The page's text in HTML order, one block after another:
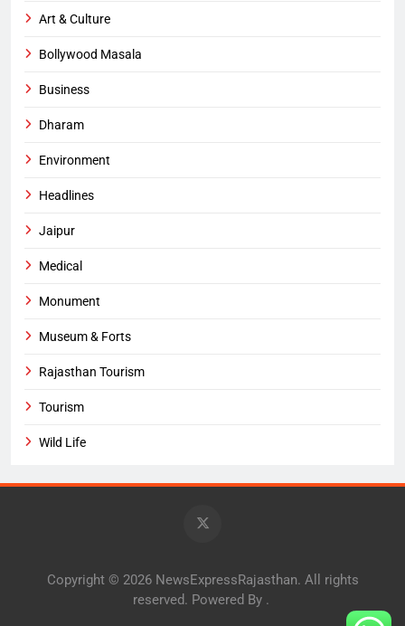
Art & Culture
Bollywood Masala
Business
Dharam
Environment
Headlines
Jaipur
Medical
Monument
Museum & Forts
Rajasthan Tourism
Tourism
Wild Life
Copyright © 2026 NewsExpressRajasthan. All rights
reserved. Powered By .